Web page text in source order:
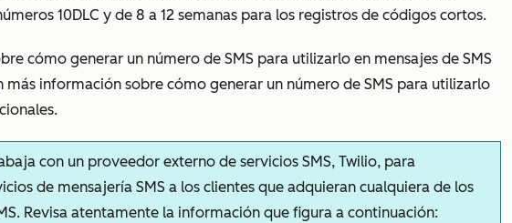
10DLC y de 8 a 12 semanas para los registros de códigos cortos.
cómo generar un número de SMS para utilizarlo en mensajes de SMS
información sobre cómo generar un número de SMS para utilizarlo
con un proveedor externo de servicios SMS, Twilio, para
de mensajería SMS a los clientes que adquieran cualquiera de los
Revisa atentamente la información que figura a continuación: